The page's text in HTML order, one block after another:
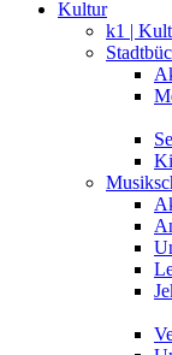
Kultur
k1 |